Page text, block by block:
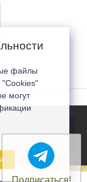
Подписаться!
файлы
могут